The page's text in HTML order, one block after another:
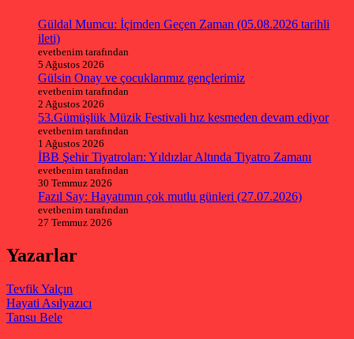
Güldal Mumcu: İçimden Geçen Zaman (05.08.2026 tarihli
ileti)
evetbenim tarafından
5 Ağustos 2026
Gülsin Onay ve çocuklarımız gençlerimiz
evetbenim tarafından
2 Ağustos 2026
53.Gümüşlük Müzik Festivali hız kesmeden devam ediyor
evetbenim tarafından
1 Ağustos 2026
İBB Şehir Tiyatroları: Yıldızlar Altında Tiyatro Zamanı
evetbenim tarafından
30 Temmuz 2026
Fazıl Say: Hayatımın çok mutlu günleri (27.07.2026)
evetbenim tarafından
27 Temmuz 2026
Yazarlar
Tevfik Yalçın
Hayati Asılyazıcı
Tansu Bele